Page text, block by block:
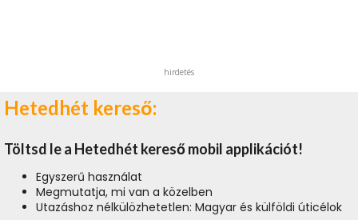
hirdetés
Hetedhét kereső:
Töltsd le a Hetedhét kereső mobil applikációt!
Egyszerű használat
Megmutatja, mi van a közelben
Utazáshoz nélkülözhetetlen: Magyar és külföldi úticélok